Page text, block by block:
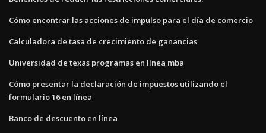
Cómo encontrar las acciones de impulso para el día de comercio
Calculadora de tasa de crecimiento de ganancias
Universidad de texas programas en línea mba
Cómo presentar la declaración de impuestos utilizando el
formulario 16 en línea
Banco de descuento en línea